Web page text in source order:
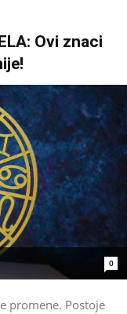
Ovi znaci
0
promene. Postoje